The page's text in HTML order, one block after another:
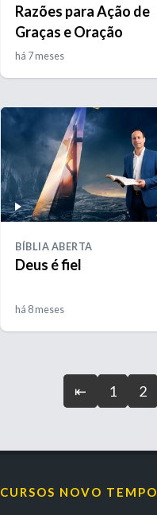
Razões para Ação de
Graças e Oração
há 7 meses
BÍBLIA ABERTA
Deus é fiel
há 8 meses
⇤ 1 2
CURSOS NOVO TEMPO